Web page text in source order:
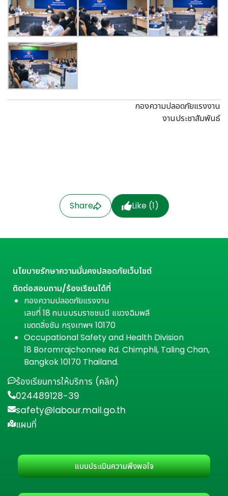
กองความปลอดภัยแรงงาน
งานประชาสัมพันธ์
Share Like (1)
นโยบายรักษาความมั่นคงปลอดภัยเว็บไซต์
ติดต่อสอบถาม/ร้องเรียนได้ที่
กองความปลอดภัยแรงงาน
เลขที่ 18 ถนนบรมราชชนนี แขวงฉิมพลี
เขตตลิ่งชัน กรุงเทพฯ 10170
Occupational Safety and Health Division
18 Boromrajchonnee Rd. Chimphli, Taling Chan,
Bangkok 10170 Thailand.
ร้องเรียนการให้บริการ (คลิก)
024489128-39
safety@labour.mail.go.th
แผนที่
แบบประเมินความพึงพอใจ